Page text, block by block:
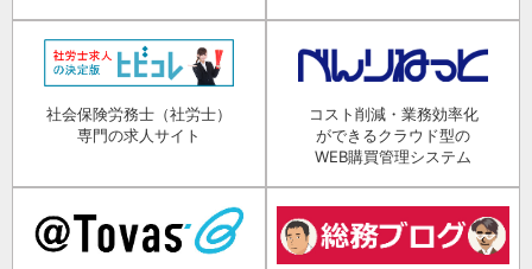
社会保険労務士（社労士）
専門の求人サイト
コスト削減・業務効率化
ができるクラウド型の
WEB購買管理システム